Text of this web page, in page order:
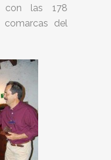
con las 178
del